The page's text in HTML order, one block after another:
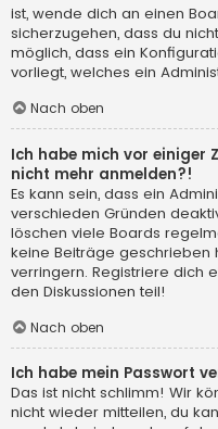
ist, wende dich an einen
sicherzugehen, dass du
möglich, dass ein
vorliegt, welches ein
Nach oben
Ich habe mich vor einiger
nicht mehr anmelden?!
Es kann sein, dass ein
verschieden Gründen
löschen viele Boards
keine Beiträge geschrieben
verringern. Registriere dich
den Diskussionen teil!
Nach oben
Ich habe mein Passwort
Das ist nicht schlimm! Wir
nicht wieder mitteilen, du